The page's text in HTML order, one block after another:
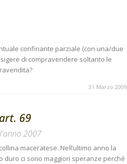
confinante parziale (con una/due
di compravendere soltanto le
31 Marzo 2009
69
2007
maceratese. Nell’ultimo anno la
ci sono maggiori speranze perché